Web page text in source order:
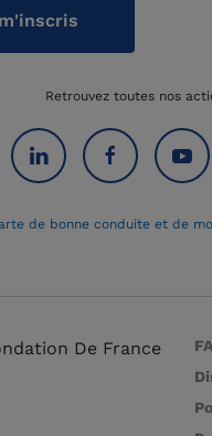
Retrouvez toutes nos
de bonne conduite et de